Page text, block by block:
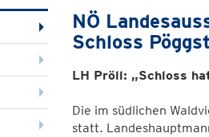
NÖ
Schloss
LH Pröll: „Schloss
Die im südlichen
statt.